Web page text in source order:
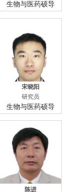
生物与医药硕导
宋晓阳
研究员
生物与医药硕导
陈进